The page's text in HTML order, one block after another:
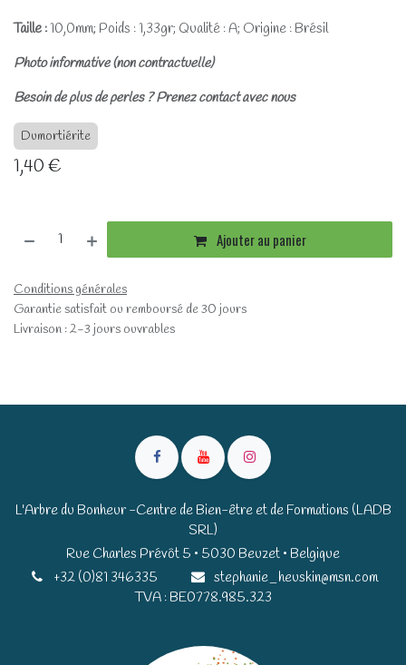
Taille :10,0mm; Poids : 1,33gr; Qualité : A; Origine : Brésil
Photo informative (non contractuelle)
Besoin de plus de perles ? Prenez contact avec nous
Dumortiérite
1,40€
Ajouter au panier
Conditions générales
Garantie satisfait ou remboursé de 30 jours
Livraison : 2-3 jours ouvrables
L'Arbre du Bonheur -Centre de Bien-être et de Formations (LADB
SRL)
Rue Charles Prévôt 5 • 5030 Beuzet • Belgique​​
+32 (0)81 346335
stephanie_heuskin@msn.com
TVA : BE0778.985.323